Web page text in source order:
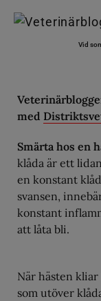
Vid
med
Smärta hos en
klåda är ett
en konstant
svansen,
konstant
att låta bli.
När hästen
som utöver